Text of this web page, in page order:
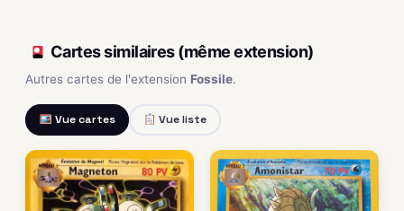
Cartes similaires (même extension)
Autres cartes de l'extension Fossile.
Vue cartes Vue liste